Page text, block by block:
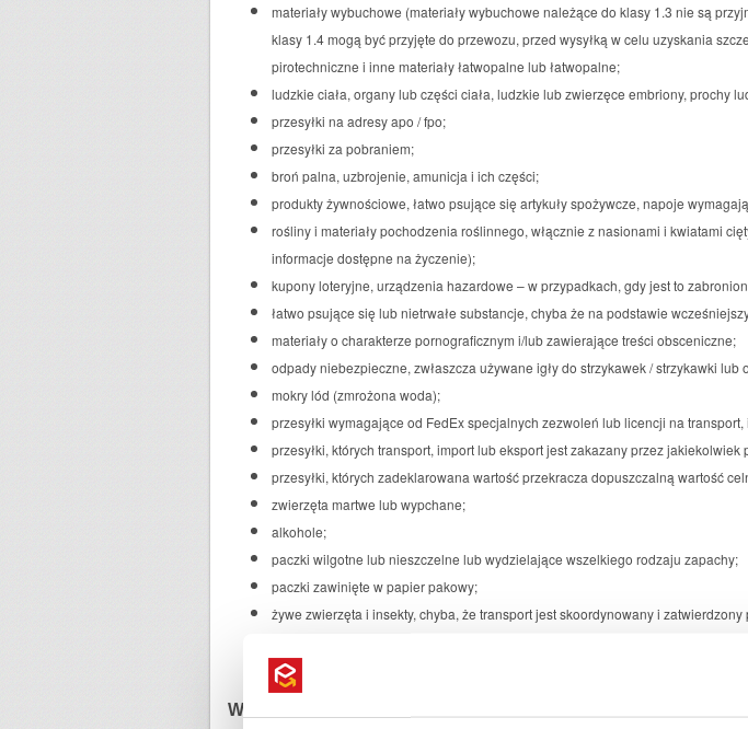
materiały wybuchowe (materiały wybuchowe należące do klasy 1.3 nie są
klasy 1.4 mogą być przyjęte do przewozu, przed wysyłką w celu uzyskania
pirotechniczne i inne materiały łatwopalne lub łatwopalne;
ludzkie ciała, organy lub części ciała, ludzkie lub zwierzęce embriony, prochy
przesyłki na adresy apo / fpo;
przesyłki za pobraniem;
broń palna, uzbrojenie, amunicja i ich części;
produkty żywnościowe, łatwo psujące się artykuły spożywcze, napoje
rośliny i materiały pochodzenia roślinnego, włącznie z nasionami i kwiatami
informacje dostępne na życzenie);
kupony loteryjne, urządzenia hazardowe – w przypadkach, gdy jest to
łatwo psujące się lub nietrwałe substancje, chyba że na podstawie
materiały o charakterze pornograficznym i/lub zawierające treści obsceniczne;
odpady niebezpieczne, zwłaszcza używane igły do strzykawek / strzykawki lub
mokry lód (zmrożona woda);
przesyłki wymagające od FedEx specjalnych zezwoleń lub licencji na
przesyłki, których transport, import lub eksport jest zakazany przez
przesyłki, których zadeklarowana wartość przekracza dopuszczalną wartość
zwierzęta martwe lub wypchane;
alkohole;
paczki wilgotne lub nieszczelne lub wydzielające wszelkiego rodzaju zapachy;
paczki zawinięte w papier pakowy;
żywe zwierzęta i insekty, chyba, że transport jest skoordynowany i
przesyłki mogące wyrządzić szkodę lub spowodować opóźnienie, jeżeli chodzi
​Wymiary przesyłek kurierskich w FedEx